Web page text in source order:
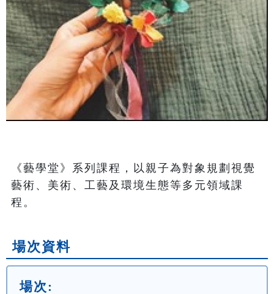
《藝學堂》系列課程，以親子為對象規劃視覺
藝術、美術、工藝及環境生態等多元領域課
程。
場次資料
場次: